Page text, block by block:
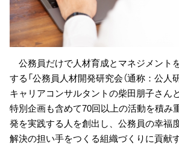
公務員だけで人材育成とマネジメント
する「公務員人材開発研究会（通称：公人
キャリアコンサルタントの柴田朋子さん
特別企画も含めて70回以上の活動を積み
発を実践する人を創出し、公務員の幸福
解決の担い手をつくる組織づくりに貢献